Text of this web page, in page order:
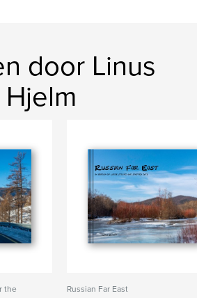
door Linus
Hjelm
the
Russian Far East